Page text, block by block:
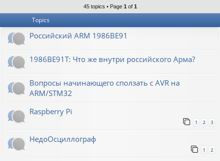
45 topics • Page 1 of 1
Topics
Российский ARM 1986ВЕ91
1986ВЕ91Т: Что же внутри российского Арма?
Вопросы начинающего сползать с AVR на
ARM/STM32
Raspberry Pi
1 2 3
НедоОсциллограф
1 2